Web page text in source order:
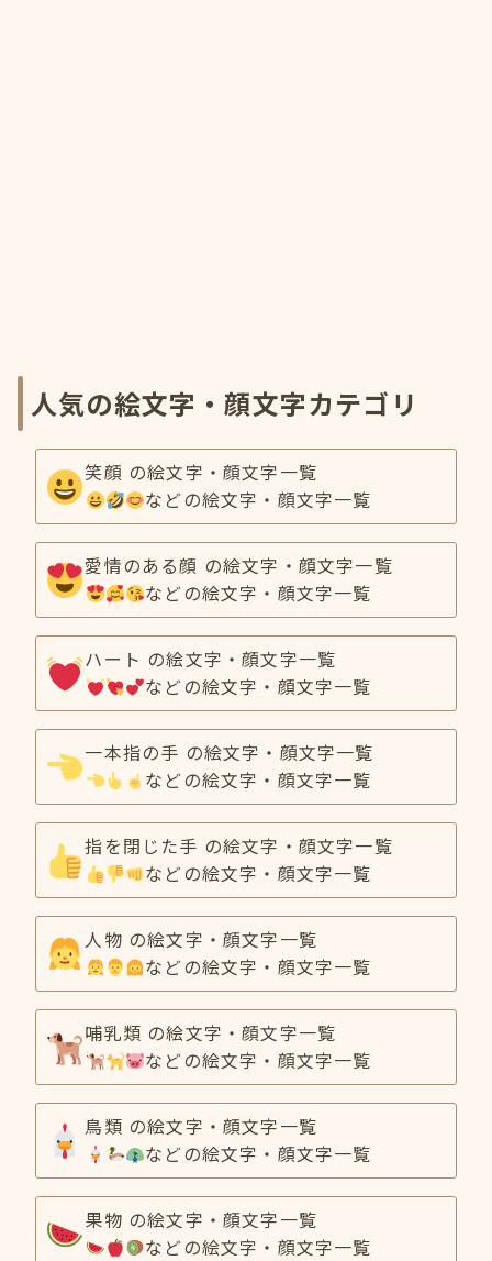
人気の絵文字・顔文字カテゴリ
笑顔 の絵文字・顔文字一覧
などの絵文字・顔文字一覧
愛情のある顔 の絵文字・顔文字一覧
などの絵文字・顔文字一覧
ハート の絵文字・顔文字一覧
などの絵文字・顔文字一覧
一本指の手 の絵文字・顔文字一覧
などの絵文字・顔文字一覧
指を閉じた手 の絵文字・顔文字一覧
などの絵文字・顔文字一覧
人物 の絵文字・顔文字一覧
などの絵文字・顔文字一覧
哺乳類 の絵文字・顔文字一覧
などの絵文字・顔文字一覧
鳥類 の絵文字・顔文字一覧
などの絵文字・顔文字一覧
果物 の絵文字・顔文字一覧
などの絵文字・顔文字一覧